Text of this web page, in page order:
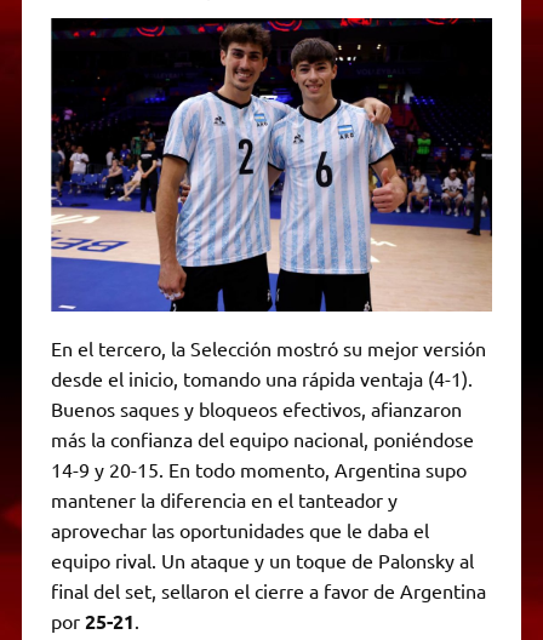
En el tercero, la Selección mostró su mejor versión
desde el inicio, tomando una rápida ventaja (4-1).
Buenos saques y bloqueos efectivos, afianzaron
más la confianza del equipo nacional, poniéndose
14-9 y 20-15. En todo momento, Argentina supo
mantener la diferencia en el tanteador y
aprovechar las oportunidades que le daba el
equipo rival. Un ataque y un toque de Palonsky al
final del set, sellaron el cierre a favor de Argentina
por25-21.